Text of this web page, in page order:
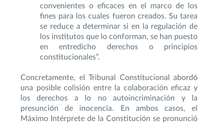
convenientes o eficaces en el marco de los
fines para los cuales fueron creados. Su tarea
se reduce a determinar si en la regulación de
los institutos que lo conforman, se han puesto
en entredicho derechos o principios
constitucionales”.
Concretamente, el Tribunal Constitucional abordó
una posible colisión entre la colaboración eficaz y
los derechos a lo no autoincriminación y la
presunción de inocencia. En ambos casos, el
Máximo Intérprete de la Constitución se pronunció